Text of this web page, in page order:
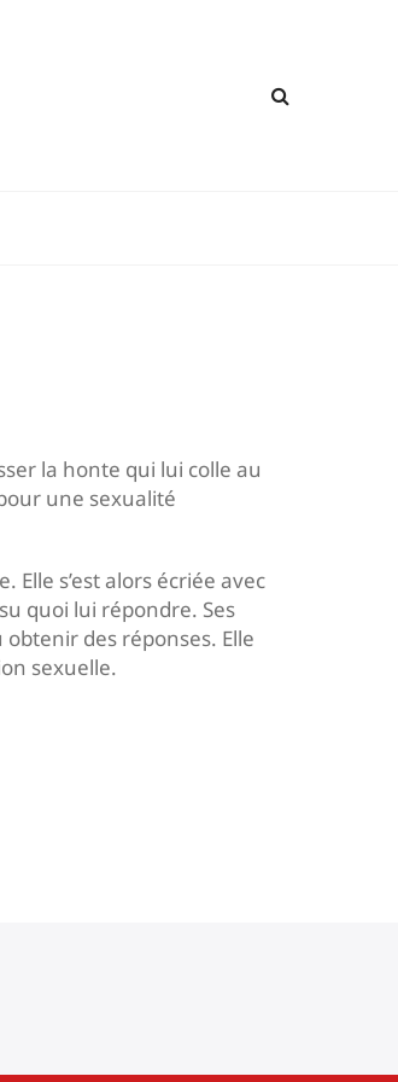
la honte qui lui colle au
une sexualité
s’est alors écriée avec
quoi lui répondre. Ses
obtenir des réponses. Elle
sexuelle.